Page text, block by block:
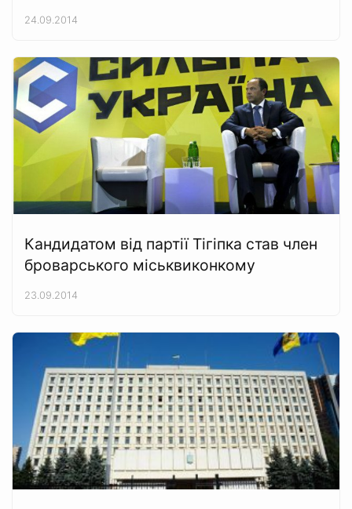
24.09.2014
Кандидатом від партії Тігіпка став член
броварського міськвиконкому
23.09.2014